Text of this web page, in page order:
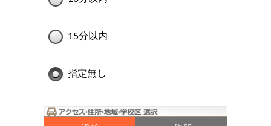
15分以内
指定無し